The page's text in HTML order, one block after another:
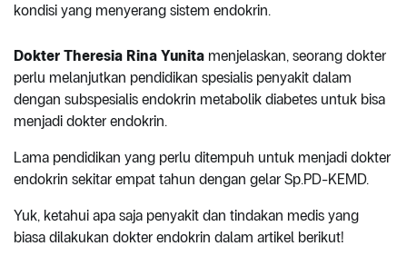
kondisi yang menyerang sistem endokrin.
Dokter Theresia Rina Yunita menjelaskan, seorang dokter
perlu melanjutkan pendidikan spesialis penyakit dalam
dengan subspesialis endokrin metabolik diabetes untuk bisa
menjadi dokter endokrin.
Lama pendidikan yang perlu ditempuh untuk menjadi dokter
endokrin sekitar empat tahun dengan gelar Sp.PD-KEMD.
Yuk, ketahui apa saja penyakit dan tindakan medis yang
biasa dilakukan dokter endokrin dalam artikel berikut!